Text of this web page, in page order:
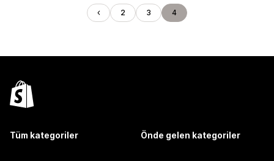
2 3 4
Tüm kategoriler Önde gelen kategoriler